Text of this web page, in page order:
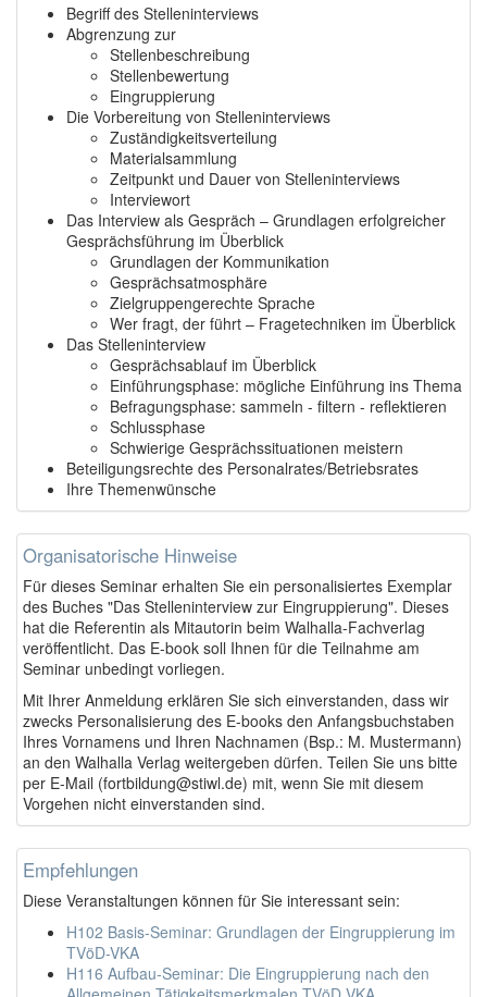
Begriff des Stelleninterviews
Abgrenzung zur
Stellenbeschreibung
Stellenbewertung
Eingruppierung
Die Vorbereitung von Stelleninterviews
Zuständigkeitsverteilung
Materialsammlung
Zeitpunkt und Dauer von Stelleninterviews
Interviewort
Das Interview als Gespräch – Grundlagen erfolgreicher
Gesprächsführung im Überblick
Grundlagen der Kommunikation
Gesprächsatmosphäre
Zielgruppengerechte Sprache
Wer fragt, der führt – Fragetechniken im Überblick
Das Stelleninterview
Gesprächsablauf im Überblick
Einführungsphase: mögliche Einführung ins Thema
Befragungsphase: sammeln - filtern - reflektieren
Schlussphase
Schwierige Gesprächssituationen meistern
Beteiligungsrechte des Personalrates/Betriebsrates
Ihre Themenwünsche
Organisatorische Hinweise
Für dieses Seminar erhalten Sie ein personalisiertes Exemplar
des Buches "Das Stelleninterview zur Eingruppierung". Dieses
hat die Referentin als Mitautorin beim Walhalla-Fachverlag
veröffentlicht. Das E-book soll Ihnen für die Teilnahme am
Seminar unbedingt vorliegen.
Mit Ihrer Anmeldung erklären Sie sich einverstanden, dass wir
zwecks Personalisierung des E-books den Anfangsbuchstaben
Ihres Vornamens und Ihren Nachnamen (Bsp.: M. Mustermann)
an den Walhalla Verlag weitergeben dürfen. Teilen Sie uns bitte
per E-Mail (fortbildung@stiwl.de) mit, wenn Sie mit diesem
Vorgehen nicht einverstanden sind.
Empfehlungen
Diese Veranstaltungen können für Sie interessant sein:
H102 Basis-Seminar: Grundlagen der Eingruppierung im
TVöD-VKA
H116 Aufbau-Seminar: Die Eingruppierung nach den